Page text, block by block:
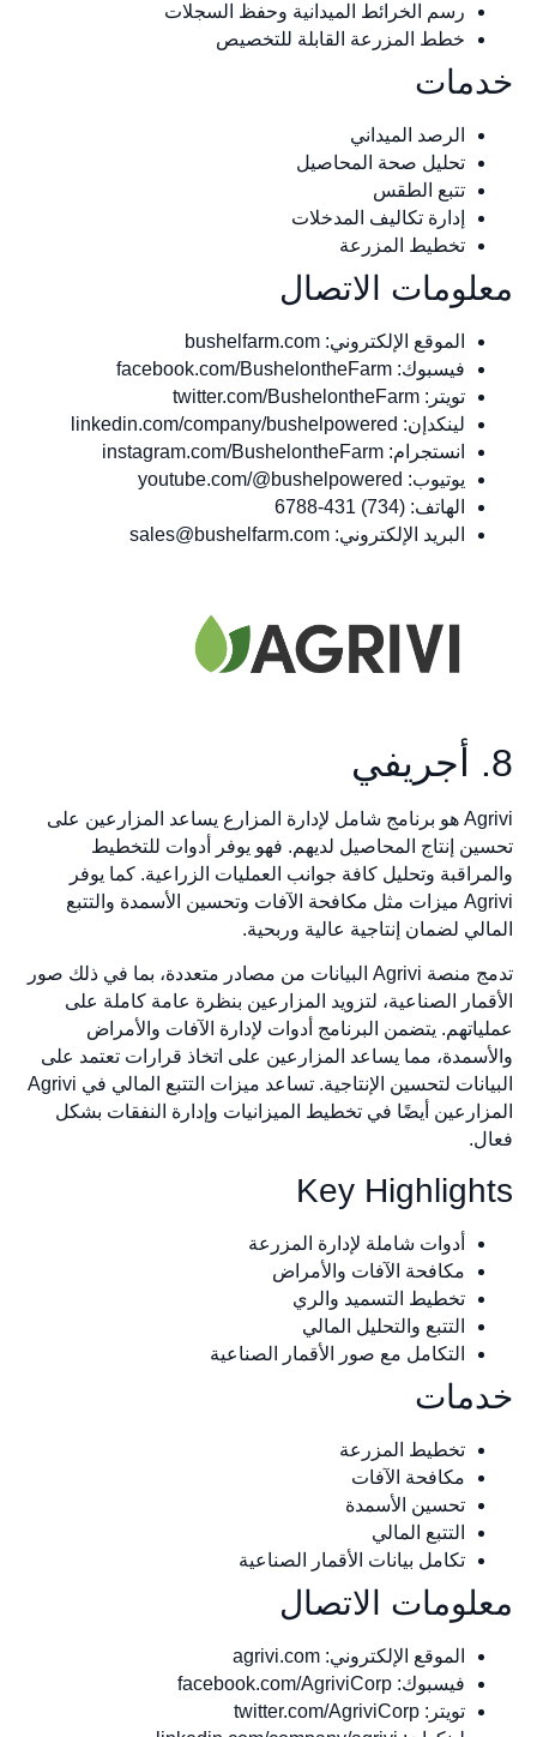
رسم الخرائط الميدانية وحفظ السجلات
خطط المزرعة القابلة للتخصيص
خدمات
الرصد الميداني
تحليل صحة المحاصيل
تتبع الطقس
إدارة تكاليف المدخلات
تخطيط المزرعة
معلومات الاتصال
الموقع الإلكتروني: bushelfarm.com
فيسبوك: facebook.com/BushelontheFarm
تويتر: twitter.com/BushelontheFarm
لينكدإن: linkedin.com/company/bushelpowered
انستجرام: instagram.com/BushelontheFarm
يوتيوب: youtube.com/@bushelpowered
الهاتف: (734) 431-6788
البريد الإلكتروني:sales@bushelfarm.com
8. أجريفي
Agrivi هو برنامج شامل لإدارة المزارع يساعد المزارعين على
تحسين إنتاج المحاصيل لديهم. فهو يوفر أدوات للتخطيط
والمراقبة وتحليل كافة جوانب العمليات الزراعية. كما يوفر
Agrivi ميزات مثل مكافحة الآفات وتحسين الأسمدة والتتبع
المالي لضمان إنتاجية عالية وربحية.
تدمج منصة Agrivi البيانات من مصادر متعددة، بما في ذلك صور
الأقمار الصناعية، لتزويد المزارعين بنظرة عامة كاملة على
عملياتهم. يتضمن البرنامج أدوات لإدارة الآفات والأمراض
والأسمدة، مما يساعد المزارعين على اتخاذ قرارات تعتمد على
البيانات لتحسين الإنتاجية. تساعد ميزات التتبع المالي في Agrivi
المزارعين أيضًا في تخطيط الميزانيات وإدارة النفقات بشكل
فعال.
Key Highlights
أدوات شاملة لإدارة المزرعة
مكافحة الآفات والأمراض
تخطيط التسميد والري
التتبع والتحليل المالي
التكامل مع صور الأقمار الصناعية
خدمات
تخطيط المزرعة
مكافحة الآفات
تحسين الأسمدة
التتبع المالي
تكامل بيانات الأقمار الصناعية
معلومات الاتصال
الموقع الإلكتروني: agrivi.com
فيسبوك: facebook.com/AgriviCorp
تويتر: twitter.com/AgriviCorp